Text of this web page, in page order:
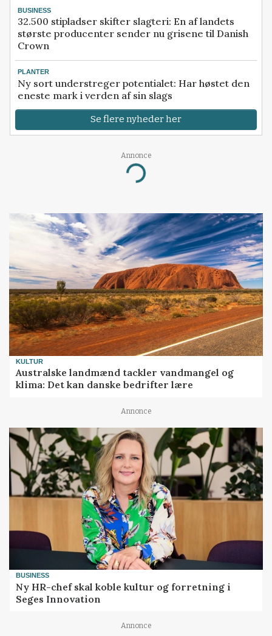
BUSINESS
32.500 stipladser skifter slagteri: En af landets
største producenter sender nu grisene til Danish
Crown
PLANTER
Ny sort understreger potentialet: Har høstet den
eneste mark i verden af sin slags
Se flere nyheder her
Annonce
Loading...
KULTUR
Australske landmænd tackler vandmangel og
klima: Det kan danske bedrifter lære
Annonce
BUSINESS
Ny HR-chef skal koble kultur og forretning i
Seges Innovation
Annonce